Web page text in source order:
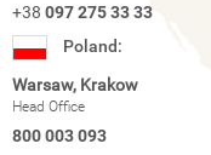
+38 097 275 33 33
Poland:
Warsaw, Krakow
Head Office
800 003 093